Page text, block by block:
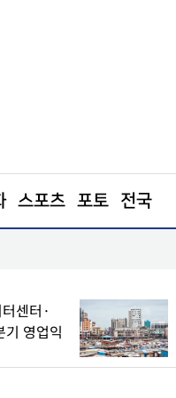
스포츠 포토 전국
센터·
기 영업익